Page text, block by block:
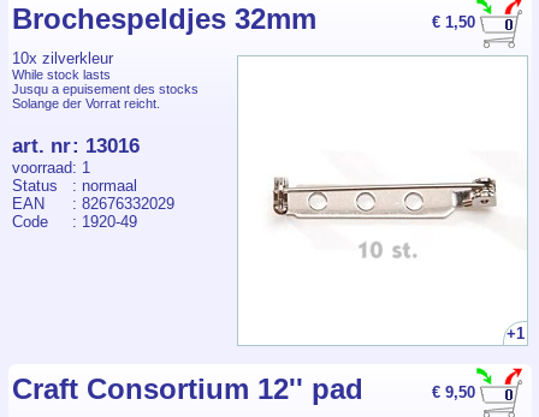
€ 1,50
Brochespeldjes 32mm
10x zilverkleur
+1
While stock lasts
Jusqu a epuisement des stocks
Solange der Vorrat reicht.
art. nr: 13016
voorraad: 1
Status
: normaal
EAN
: 82676332029
Code
: 1920-49
€ 9,50
Craft Consortium 12'' pad